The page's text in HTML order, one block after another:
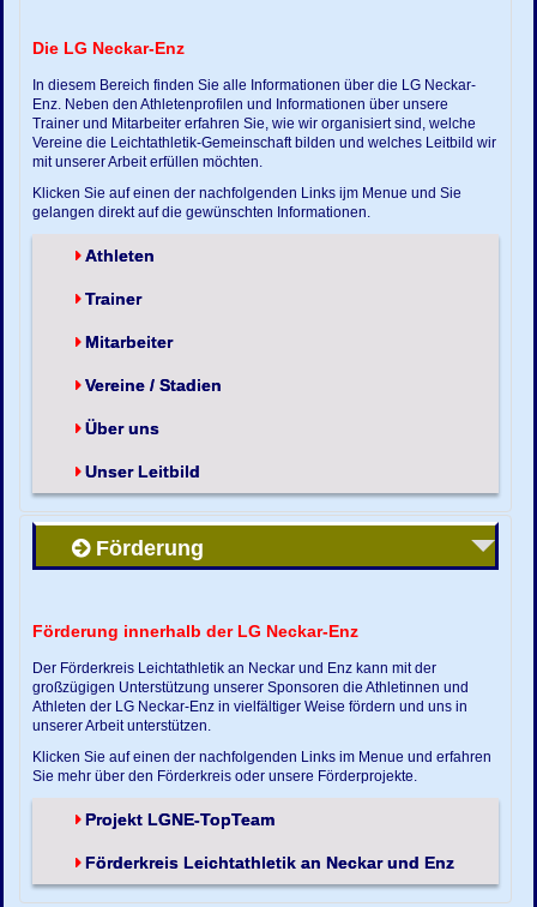
Die LG Neckar-Enz
In diesem Bereich finden Sie alle Informationen über die LG Neckar-
Enz. Neben den Athletenprofilen und Informationen über unsere
Trainer und Mitarbeiter erfahren Sie, wie wir organisiert sind, welche
Vereine die Leichtathletik-Gemeinschaft bilden und welches Leitbild wir
mit unserer Arbeit erfüllen möchten.
Klicken Sie auf einen der nachfolgenden Links ijm Menue und Sie
gelangen direkt auf die gewünschten Informationen.
Athleten
Trainer
Mitarbeiter
Vereine / Stadien
Über uns
Unser Leitbild
Förderung
Förderung innerhalb der LG Neckar-Enz
Der Förderkreis Leichtathletik an Neckar und Enz kann mit der
großzügigen Unterstützung unserer Sponsoren die Athletinnen und
Athleten der LG Neckar-Enz in vielfältiger Weise fördern und uns in
unserer Arbeit unterstützen.
Klicken Sie auf einen der nachfolgenden Links im Menue und erfahren
Sie mehr über den Förderkreis oder unsere Förderprojekte.
Projekt LGNE-TopTeam
Förderkreis Leichtathletik an Neckar und Enz